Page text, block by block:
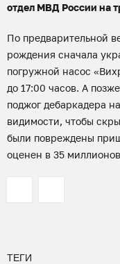
отдел МВД России на
По предварительной
рождения сначала
погружной насос
до 17:00 часов. А
поджог дебаркадера
видимости, чтобы
были повреждены
оценен в 35
ТЕГИ